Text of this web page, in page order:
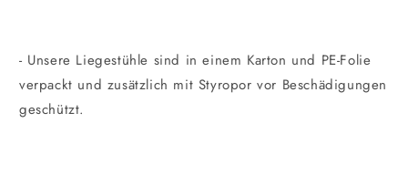
- Unsere Liegestühle sind in einem Karton und PE-Folie
verpackt und zusätzlich mit Styropor vor Beschädigungen
geschützt.